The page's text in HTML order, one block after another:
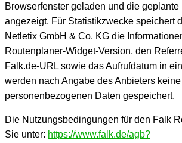
Browserfenster geladen und die geplante
angezeigt. Für Statistikzwecke speichert
Netletix GmbH & Co. KG die
Routenplaner-Widget-Version, den
Falk.de-URL sowie das Aufrufdatum in
werden nach Angabe des Anbieters keine
personenbezogenen Daten gespeichert.
Die Nutzungsbedingungen für den Falk
Sie unter: https://www.falk.de/agb?